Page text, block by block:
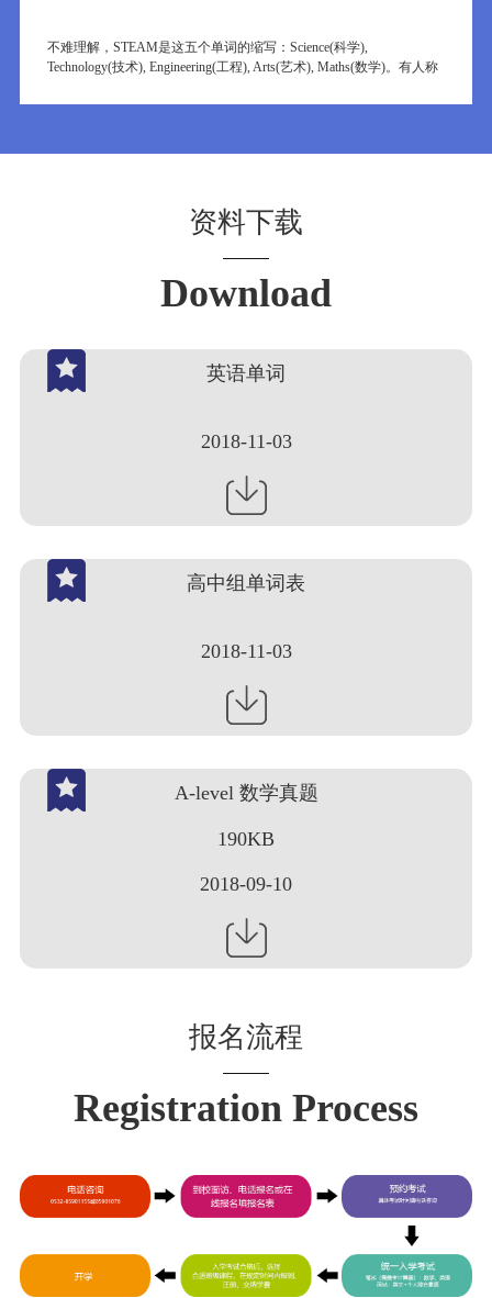
不难理解，STEAM是这五个单词的缩写：Science(科学),
Technology(技术), Engineering(工程), Arts(艺术), Maths(数学)。有人称
和数学结合，科学和工程结合……
资料下载
Download
英语单词
2018-11-03
高中组单词表
2018-11-03
A-level 数学真题
190KB
2018-09-10
报名流程
Registration Process